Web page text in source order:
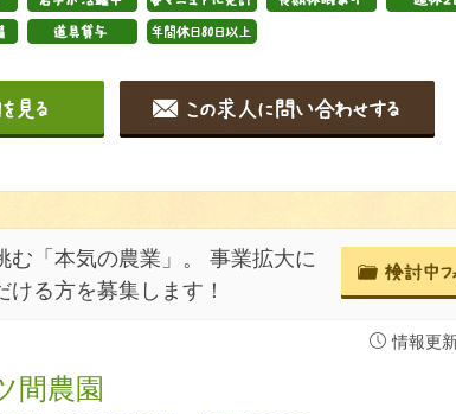
む「本気の農業」。 事業拡大に
る方を募集します！
情報更
間農園